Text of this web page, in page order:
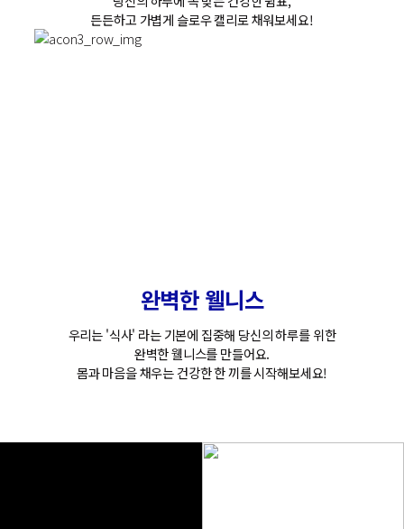
든든하고 가볍게 슬로우캘리로채워보세요!
완벽한 웰니스
우리는'식사' 라는 기본에 집중해 당신의하루를위한
완벽한웰니스를만들어요.
몸과마음을채우는건강한한끼를시작해보세요!